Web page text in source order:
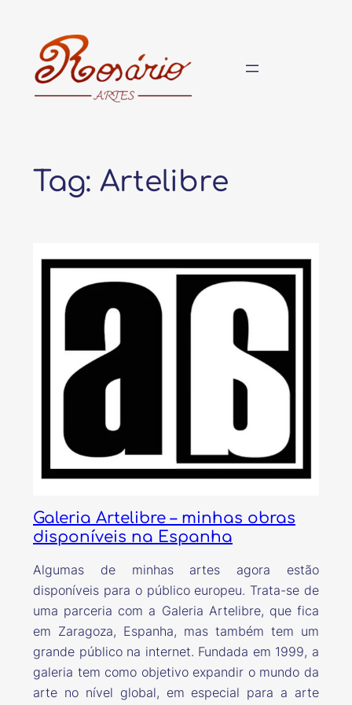
conteúdo
Tag: Artelibre
Galeria Artelibre – minhas obras
disponíveis na Espanha
Algumas de minhas artes agora estão
disponíveis para o público europeu. Trata-se de
uma parceria com a Galeria Artelibre, que fica
em Zaragoza, Espanha, mas também tem um
grande público na internet. Fundada em 1999, a
galeria tem como objetivo expandir o mundo da
arte no nível global, em especial para a arte